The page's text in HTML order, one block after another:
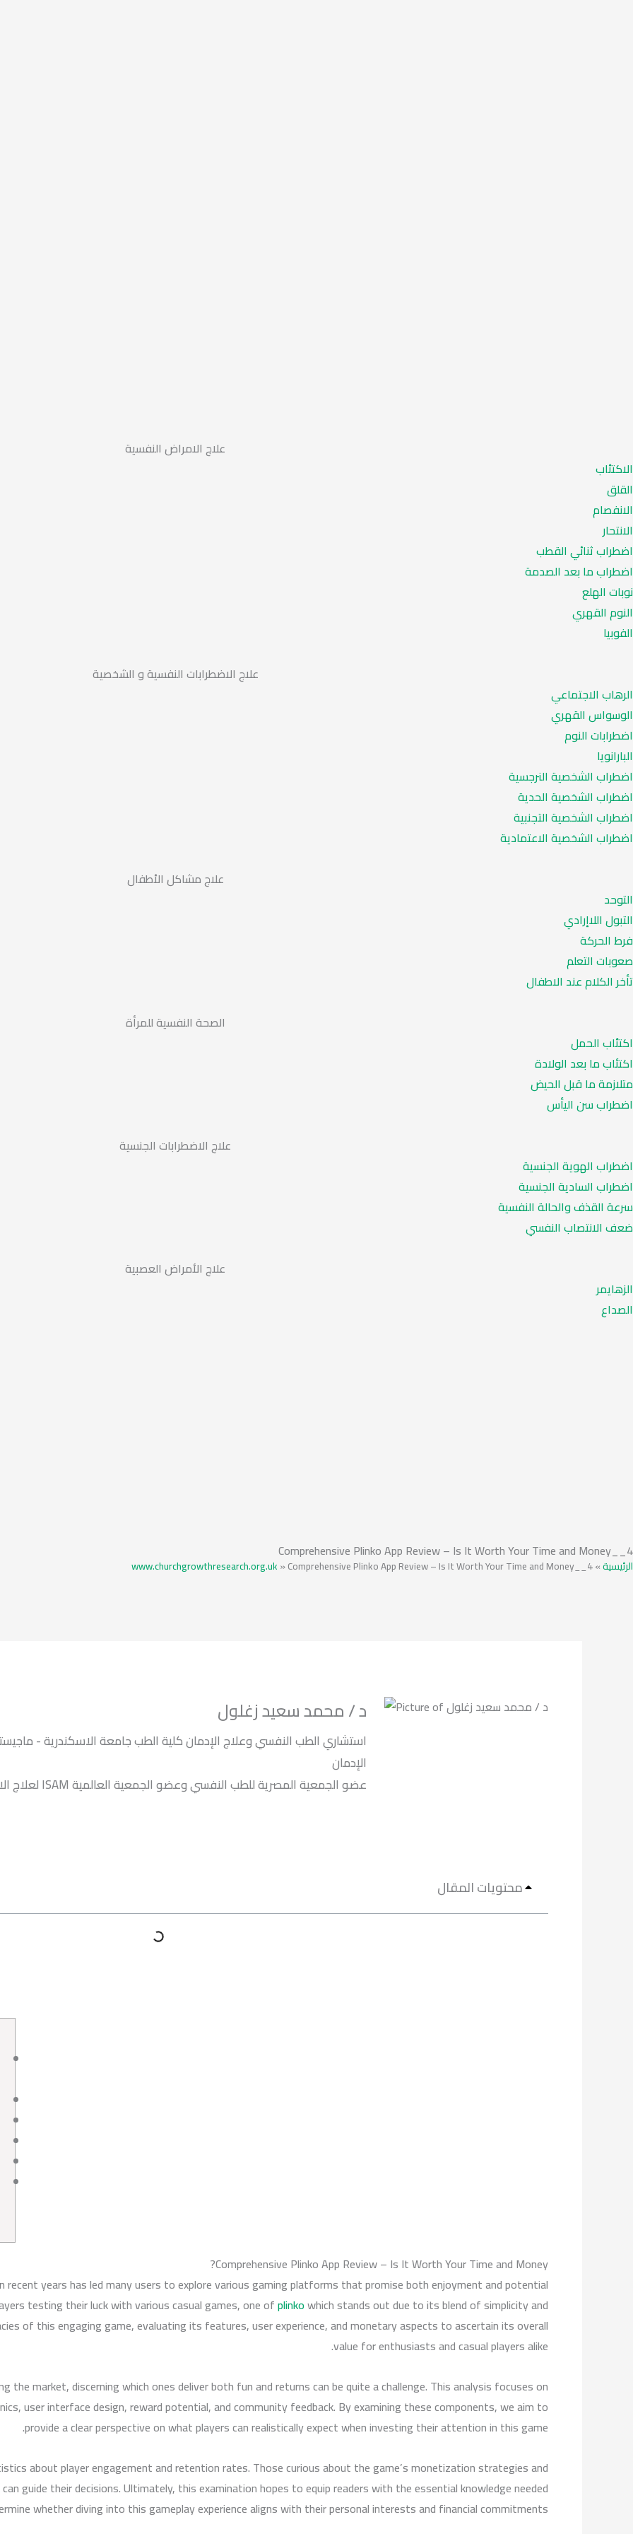
علاج الامراض النفسية
الاكتئاب
القلق
الانفصام
الانتحار
اضطراب ثنائي القطب
اضطراب ما بعد الصدمة
نوبات الهلع
النوم القهري
الفوبيا
علاج الاضطرابات النفسية و الشخصية
الرهاب الاجتماعي
الوسواس القهري
اضطرابات النوم
البارانويا
اضطراب الشخصية النرجسية
اضطراب الشخصية الحدية
اضطراب الشخصية التجنبية
اضطراب الشخصية الاعتمادية
علاج مشاكل الأطفال
التوحد
التبول اللاإرادي
فرط الحركة
صعوبات التعلم
تأخر الكلام عند الاطفال
الصحة النفسية للمرأة
اكتئاب الحمل
اكتئاب ما بعد الولادة
متلازمة ما قبل الحيض
اضطراب سن اليأس
علاج الاضطرابات الجنسية
اضطراب الهوية الجنسية
اضطراب السادية الجنسية
سرعة القذف والحالة النفسية
ضعف الانتصاب النفسي
علاج الأمراض العصبية
الزهايمر
الصداع
Comprehensive Plinko App Review – Is It Worth Your Time and Money__4
الرئيسية»
www.churchgrowthresearch.org.uk»Comprehensive Plinko App Review – Is It Worth Your Time and Money__4
د / محمد سعيد زغلول
استشاري الطب النفسي وعلاج الإدمان كلية الطب جامعة الاسكندرية -
الإدمان
عضو الجمعية المصرية للطب النفسي وعضو الجمعية العالمية ISAM لعلاج الادمان.
محتويات المقال
Comprehensive Plinko App Review – Is It Worth Your Time and Money?
years has led many users to explore various gaming platforms that promise both enjoyment and potential
testing their luck with various casual games, one ofplinkowhich stands out due to its blend of simplicity and
of this engaging game, evaluating its features, user experience, and monetary aspects to ascertain its overall
value for enthusiasts and casual players alike.
the market, discerning which ones deliver both fun and returns can be quite a challenge. This analysis focuses on
user interface design, reward potential, and community feedback. By examining these components, we aim to
provide a clear perspective on what players can realistically expect when investing their attention in this game.
about player engagement and retention rates. Those curious about the game’s monetization strategies and
guide their decisions. Ultimately, this examination hopes to equip readers with the essential knowledge needed
whether diving into this gameplay experience aligns with their personal interests and financial commitments.